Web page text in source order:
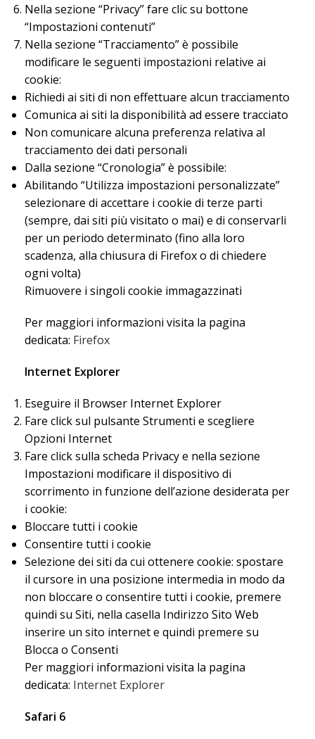
Nella sezione “Privacy” fare clic su bottone
“Impostazioni contenuti”
Nella sezione “Tracciamento” è possibile
modificare le seguenti impostazioni relative ai
cookie:
Richiedi ai siti di non effettuare alcun tracciamento
Comunica ai siti la disponibilità ad essere tracciato
Non comunicare alcuna preferenza relativa al
tracciamento dei dati personali
Dalla sezione “Cronologia” è possibile:
Abilitando “Utilizza impostazioni personalizzate”
selezionare di accettare i cookie di terze parti
(sempre, dai siti più visitato o mai) e di conservarli
per un periodo determinato (fino alla loro
scadenza, alla chiusura di Firefox o di chiedere
ogni volta)
Rimuovere i singoli cookie immagazzinati
Per maggiori informazioni visita la pagina
dedicata: Firefox
Internet Explorer
Eseguire il Browser Internet Explorer
Fare click sul pulsante Strumenti e scegliere
Opzioni Internet
Fare click sulla scheda Privacy e nella sezione
Impostazioni modificare il dispositivo di
scorrimento in funzione dell’azione desiderata per
i cookie:
Bloccare tutti i cookie
Consentire tutti i cookie
Selezione dei siti da cui ottenere cookie: spostare
il cursore in una posizione intermedia in modo da
non bloccare o consentire tutti i cookie, premere
quindi su Siti, nella casella Indirizzo Sito Web
inserire un sito internet e quindi premere su
Blocca o Consenti
Per maggiori informazioni visita la pagina
dedicata: Internet Explorer
Safari 6